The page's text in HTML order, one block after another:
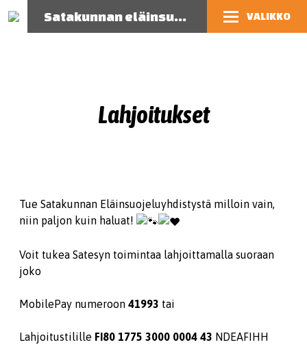
Satakunnan eläinsuojeluyhdistys VALIKKO
Lahjoitukset
Tue Satakunnan Eläinsuojeluyhdistystä milloin vain,
niin paljon kuin haluat!
Voit tukea Satesyn toimintaa lahjoittamalla suoraan
joko
MobilePay numeroon 41993 tai
Lahjoitustilille FI80 1775 3000 0004 43 NDEAFIHH